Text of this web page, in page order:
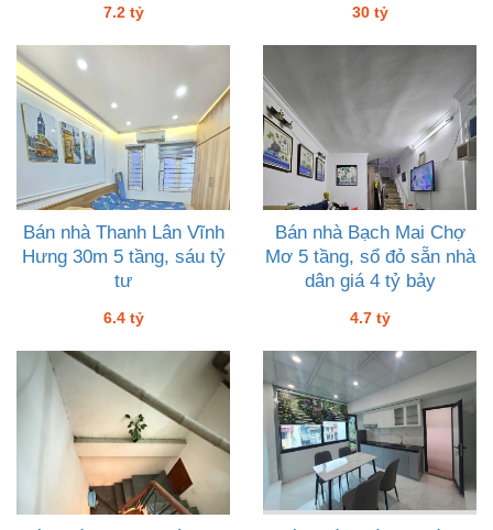
7.2 tỷ 30 tỷ
Bán nhà Thanh Lân Vĩnh
Hưng 30m 5 tầng, sáu tỷ
tư
6.4 tỷ
Bán nhà Bạch Mai Chợ
Mơ 5 tầng, sổ đỏ sẵn nhà
dân giá 4 tỷ bảy
4.7 tỷ